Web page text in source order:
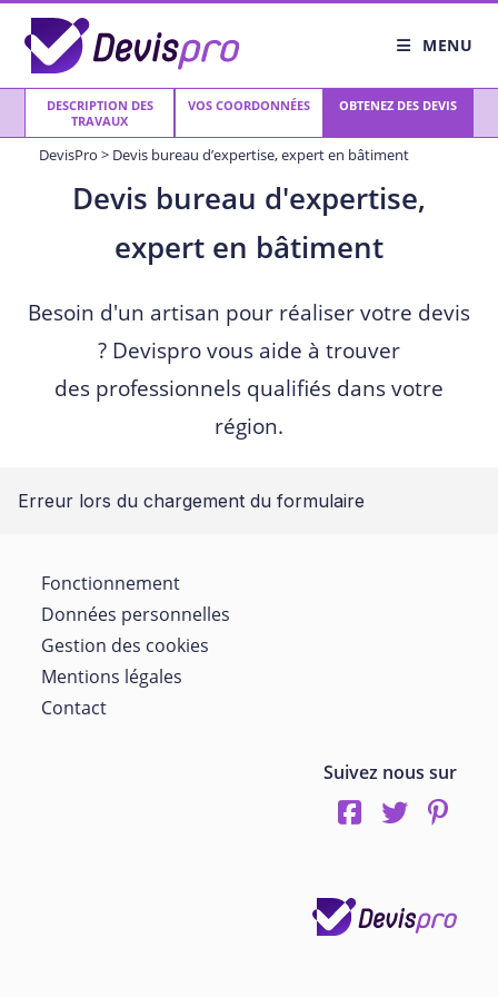
content
MENU
DESCRIPTION DES
TRAVAUX
VOS COORDONNÉES OBTENEZ DES DEVIS
DevisPro > Devis bureau d’expertise, expert en bâtiment
Devis bureau d'expertise,
expert en bâtiment
Besoin d'un artisan pour réaliser votre devis
? Devispro vous aide à trouver
des professionnels qualifiés dans votre
région.
Erreur lors du chargement du formulaire
Fonctionnement
Données personnelles
Gestion des cookies
Mentions légales
Contact
Suivez nous sur